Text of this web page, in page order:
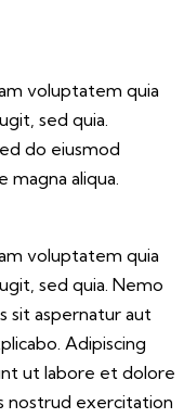
voluptatem quia
sed quia.
do eiusmod
aliqua.
voluptatem quia
sed quia. Nemo
sit aspernatur aut
Adipiscing
ut labore et dolore
nostrud exercitation